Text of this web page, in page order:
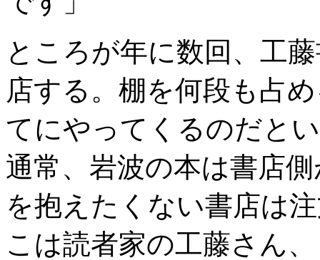
ところが年に数回、工
店する。棚を何段も占
てにやってくるのだと
通常、岩波の本は書店
を抱えたくない書店は
こは読者家の工藤さん